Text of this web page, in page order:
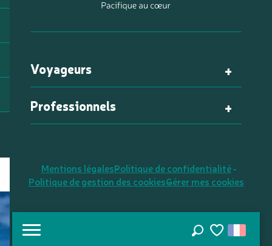
Voyageurs
Professionnels
Mentions légalesPolitique de confidentialité
Politique de gestion des cookiesGérer mes cookies